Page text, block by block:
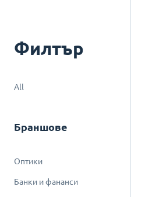
Филтър
All
Браншове
Оптики
Банки и фананси